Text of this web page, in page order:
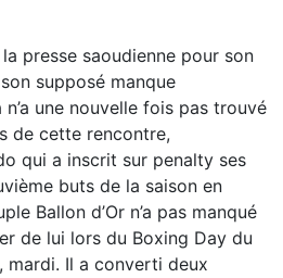
presse saoudienne pour son
supposé manque
n’a une nouvelle fois pas trouvé
de cette rencontre,
qui a inscrit sur penalty ses
buts de la saison en
Ballon d’Or n’a pas manqué
de lui lors du Boxing Day du
mardi. Il a converti deux